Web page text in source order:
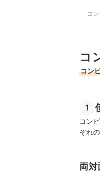
コ
コ
コン
1
コン
ぞれ
両